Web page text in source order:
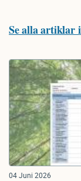
Se alla artiklar
04 Juni 2026